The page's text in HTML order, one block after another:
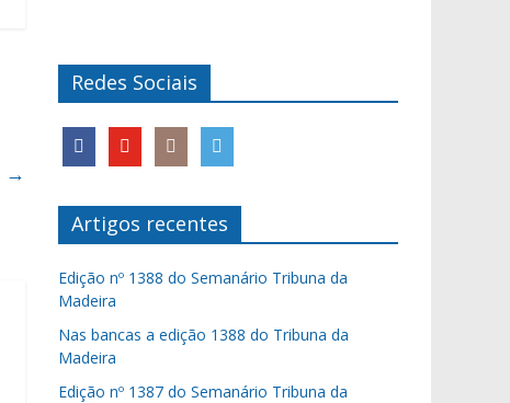
→
Redes Sociais
Artigos recentes
Edição nº 1388 do Semanário Tribuna da
Madeira
Nas bancas a edição 1388 do Tribuna da
Madeira
Edição nº 1387 do Semanário Tribuna da